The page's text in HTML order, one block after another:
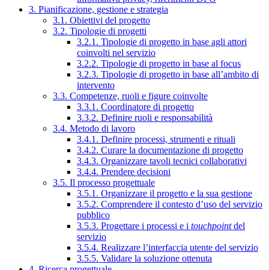
3. Pianificazione, gestione e strategia
3.1. Obiettivi del progetto
3.2. Tipologie di progetti
3.2.1. Tipologie di progetto in base agli attori
coinvolti nel servizio
3.2.2. Tipologie di progetto in base al focus
3.2.3. Tipologie di progetto in base all’ambito di
intervento
3.3. Competenze, ruoli e figure coinvolte
3.3.1. Coordinatore di progetto
3.3.2. Definire ruoli e responsabilità
3.4. Metodo di lavoro
3.4.1. Definire processi, strumenti e rituali
3.4.2. Curare la documentazione di progetto
3.4.3. Organizzare tavoli tecnici collaborativi
3.4.4. Prendere decisioni
3.5. Il processo progettuale
3.5.1. Organizzare il progetto e la sua gestione
3.5.2. Comprendere il contesto d’uso del servizio
pubblico
3.5.3. Progettare i processi e i touchpointdel
servizio
3.5.4. Realizzare l’interfaccia utente del servizio
3.5.5. Validare la soluzione ottenuta